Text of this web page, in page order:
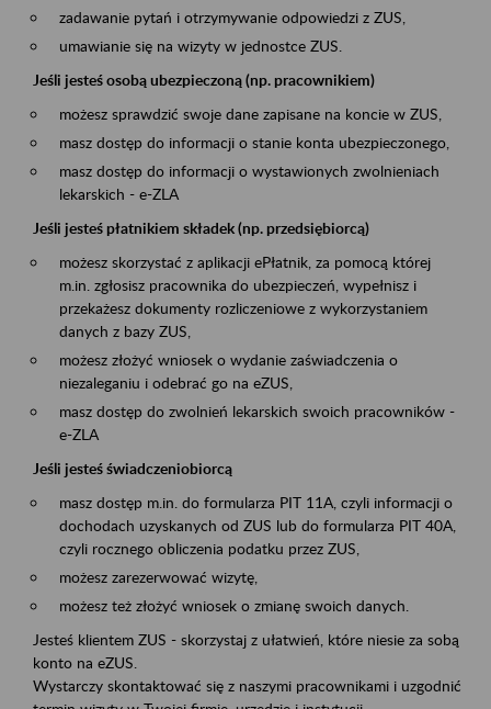
zadawanie pytań i otrzymywanie odpowiedzi z ZUS,
umawianie się na wizyty w jednostce ZUS.
Jeśli jesteś osobą ubezpieczoną (np. pracownikiem)
możesz sprawdzić swoje dane zapisane na koncie w ZUS,
masz dostęp do informacji o stanie konta ubezpieczonego,
masz dostęp do informacji o wystawionych zwolnieniach
lekarskich - e-ZLA
Jeśli jesteś płatnikiem składek (np. przedsiębiorcą)
możesz skorzystać z aplikacji ePłatnik, za pomocą której
m.in. zgłosisz pracownika do ubezpieczeń, wypełnisz i
przekażesz dokumenty rozliczeniowe z wykorzystaniem
danych z bazy ZUS,
możesz złożyć wniosek o wydanie zaświadczenia o
niezaleganiu i odebrać go na eZUS,
masz dostęp do zwolnień lekarskich swoich pracowników -
e-ZLA
Jeśli jesteś świadczeniobiorcą
masz dostęp m.in. do formularza PIT 11A, czyli informacji o
dochodach uzyskanych od ZUS lub do formularza PIT 40A,
czyli rocznego obliczenia podatku przez ZUS,
możesz zarezerwować wizytę,
możesz też złożyć wniosek o zmianę swoich danych.
Jesteś klientem ZUS - skorzystaj z ułatwień, które niesie za sobą
konto na eZUS.
Wystarczy skontaktować się z naszymi pracownikami i uzgodnić